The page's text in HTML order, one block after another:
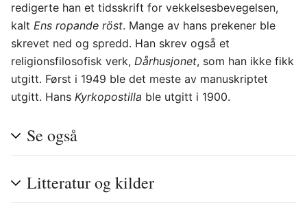
redigerte han et tidsskrift for vekkelsesbevegelsen,
kalt Ens ropande röst. Mange av hans prekener ble
skrevet ned og spredd. Han skrev også et
religionsfilosofisk verk, Dårhusjonet, som han ikke fikk
utgitt. Først i 1949 ble det meste av manuskriptet
utgitt. Hans Kyrkopostilla ble utgitt i 1900.
Se også
Litteratur og kilder